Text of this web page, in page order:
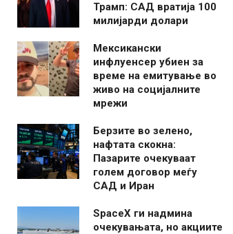
Трамп: САД вратија 100
милијарди долари
Мексикански
инфлуенсер убиен за
време на емитување во
живо на социјалните
мрежи
Берзите во зелено,
нафтата скокна:
Пазарите очекуваат
голем договор меѓу
САД и Иран
SpaceX ги надмина
очекувањата, но акциите